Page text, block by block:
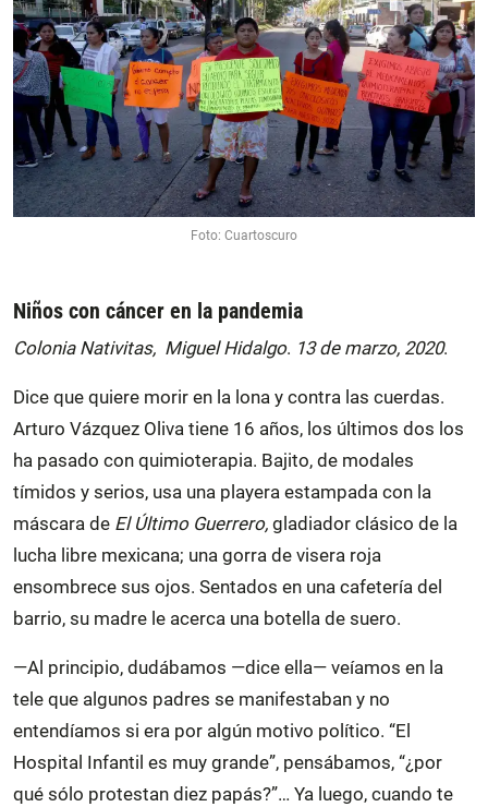
Foto: Cuartoscuro
Niños con cáncer en la pandemia
Colonia Nativitas, Miguel Hidalgo. 13 de marzo, 2020.
Dice que quiere morir en la lona y contra las cuerdas.
Arturo Vázquez Oliva tiene 16 años, los últimos dos los
ha pasado con quimioterapia. Bajito, de modales
tímidos y serios, usa una playera estampada con la
máscara de El Último Guerrero, gladiador clásico de la
lucha libre mexicana; una gorra de visera roja
ensombrece sus ojos. Sentados en una cafetería del
barrio, su madre le acerca una botella de suero.
—Al principio, dudábamos —dice ella— veíamos en la
tele que algunos padres se manifestaban y no
entendíamos si era por algún motivo político. “El
Hospital Infantil es muy grande”, pensábamos, “¿por
qué sólo protestan diez papás?”… Ya luego, cuando te